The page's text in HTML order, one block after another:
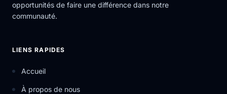
opportunités de faire une différence dans notre
communauté.
LIENS RAPIDES
Accueil
À propos de nous